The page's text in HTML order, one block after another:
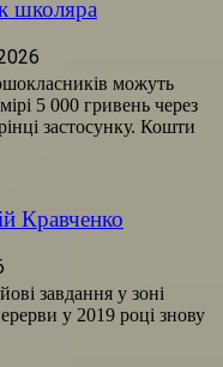
школяра
можуть
5 000 гривень через
застосунку. Кошти
Кравченко
завдання у зоні
у 2019 році знову